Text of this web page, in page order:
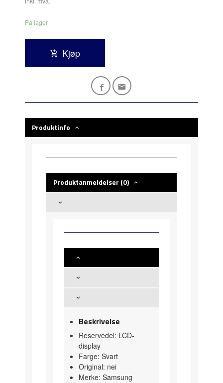
På lager
Kjøp
Produktinfo
Produktanmeldelser (0)
Beskrivelse
Reservedel: LCD-
display
Farge: Svart
Original: nei
Merke: Samsung